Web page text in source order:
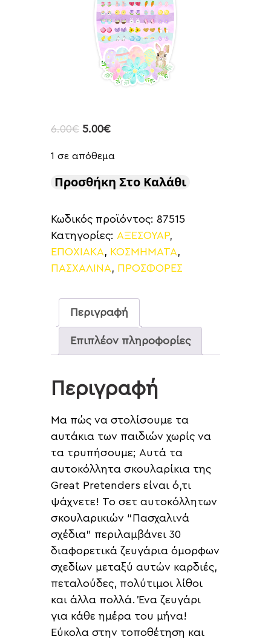
6.00€ 5.00€
1 σε απόθεμα
Προσθήκη Στο Καλάθι
Κωδικός προϊόντος: 87515
Κατηγορίες: ΑΞΕΣΟΥΑΡ,
ΕΠΟΧΙΑΚΑ
ΚΟΣΜΗΜΑΤΑ
ΠΑΣΧΑΛΙΝΑ
ΠΡΟΣΦΟΡΕΣ
Περιγραφή
Επιπλέον πληροφορίες
Περιγραφή
Μα πώς να στολίσουμε τα
αυτάκια των παιδιών χωρίς να
τα τρυπήσουμε; Aυτά τα
αυτοκόλλητα σκουλαρίκια της
Great Pretenders είναι ό,τι
ψάχνετε! Το σετ αυτοκόλλητων
σκουλαρικιών “Πασχαλινά
σχέδια” περιλαμβάνει 30
διαφορετικά ζευγάρια όμορφων
σχεδίων μεταξύ αυτών καρδιές,
πεταλούδες, πολύτιμοι λίθοι
και άλλα πολλά. Ένα ζευγάρι
για κάθε ημέρα του μήνα!
Εύκολα στην τοποθέτηση και